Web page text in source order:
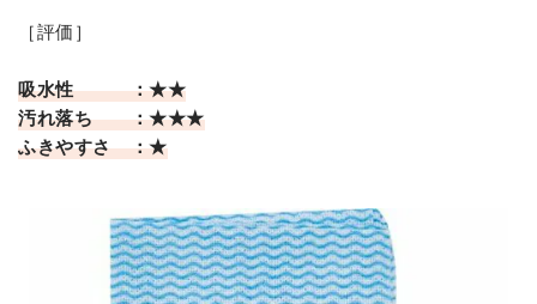
［評価］
吸水性 ：★★
汚れ落ち ：★★★
ふきやすさ ：★